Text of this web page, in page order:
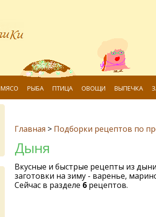
МЯСО РЫБА ПТИЦА ОВОЩИ ВЫПЕЧКА
Главная > Подборки рецептов по
Дыня
Вкусные и быстрые рецепты из
заготовки на зиму - варенье,
Сейчас в разделе 6рецептов.